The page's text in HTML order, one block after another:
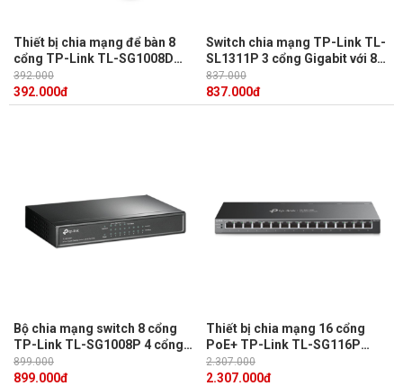
Thiết bị chia mạng để bàn 8
cổng TP-Link TL-SG1008D
công nghệ Ethernet thân thiện
với môi trường
392.000
392.000đ
Switch chia mạng TP-Link TL-
SL1311P 3 cổng Gigabit với 8
cổng PoE+
837.000
837.000đ
Bộ chia mạng switch 8 cổng
TP-Link TL-SG1008P 4 cổng
PoE, công suất lên đến 55W
899.000
899.000đ
Thiết bị chia mạng 16 cổng
PoE+ TP-Link TL-SG116P
công suất lên đến 120W, phạm
vi truyền dữ liệu 250m
2.307.000
2.307.000đ